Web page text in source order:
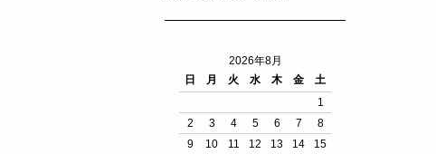
2026年8月
日
月 火 水 木 金
土
1
2
3 4 5 6 7
8
9
10 11 12 13 14 15